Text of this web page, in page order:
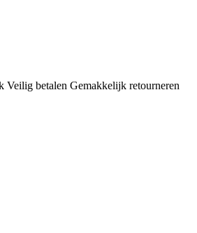
Veilig betalen Gemakkelijk retourneren